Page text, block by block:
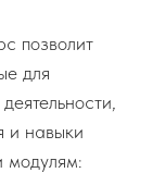
позволит
для
и навыки
модулям: